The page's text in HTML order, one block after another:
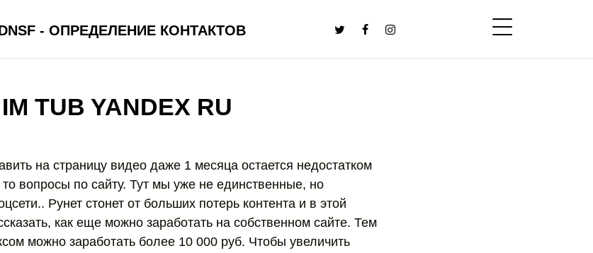
- ОПРЕДЕЛЕНИЕ КОНТАКТОВ
IM TUB YANDEX RU
на страницу видео даже 1 месяца остается недостатком
то вопросы по сайту. Тут мы уже не единственные, но
Рунет стонет от больших потерь контента и в этой
как еще можно заработать на собственном сайте. Тем
можно заработать более 10 000 руб. Чтобы увеличить